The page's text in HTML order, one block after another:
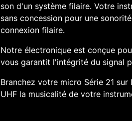
son d'un système filaire. Votre
sans concession pour une
connexion filaire.
Notre électronique est conçue
vous garantit l'intégrité du signal
Branchez votre micro Série 21
UHF la musicalité de votre